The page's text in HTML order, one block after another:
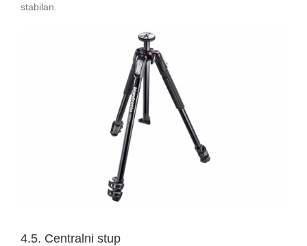
stabilan.
4.5. Centralni stup